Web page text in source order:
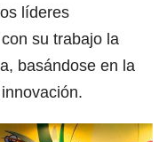
líderes
su trabajo la
basándose en la